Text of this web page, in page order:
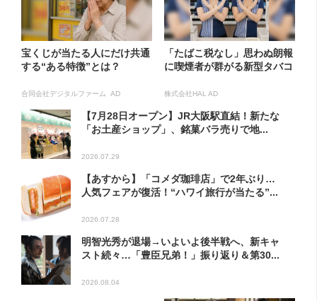
宝くじが当たる人にだけ共通
する“ある特徴”とは？
合同会社デジタルファーム AD
「たばこ税なし」思わぬ朗報
に喫煙者が群がる新型タバコ
株式会社HAL AD
【7月28日オープン】JR大阪駅直結！新たな
「お土産ショップ」、銘菓バラ売りで地...
2026.07.29
【あすから】「コメダ珈琲店」で2年ぶり…
人気フェアが復活！“ハワイ旅行が当たる”...
2026.07.28
明智光秀が退場→いよいよ後半戦へ、新キャ
スト続々…「豊臣兄弟！」振り返り＆第30...
2026.08.04